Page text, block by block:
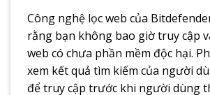
Công nghệ lọc web của
rằng bạn không bao giờ truy cập
web có chưa phần mềm độc hại.
xem kết quả tìm kiếm của người
để truy cập trước khi người dùng